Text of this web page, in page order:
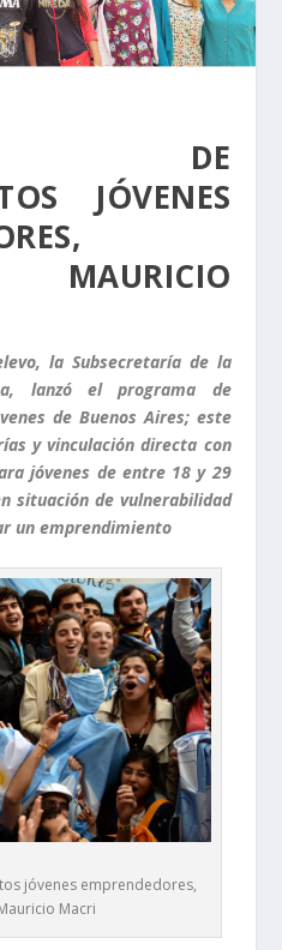
DE
JÓVENES
MAURICIO
la Subsecretaría de la
lanzó el programa de
de Buenos Aires; este
y vinculación directa con
jóvenes de entre 18 y 29
situación de vulnerabilidad
un emprendimiento
jóvenes emprendedores,
Macri